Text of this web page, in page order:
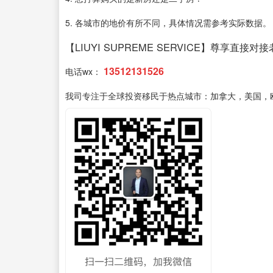
5. 各城市的地价有所不同，具体情况需参考实际数据。
【LIUYI SUPREME SERVICE】尊享直接对接
电话wx： 13512131526
我司专注于全球投资移民于热点城市：加拿大，美国